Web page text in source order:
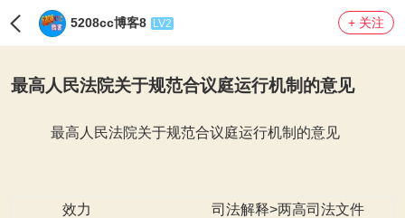
5208cc博客8 LV2 + 关注
最高人民法院关于规范合议庭运行机制的意见
最高人民法院关于规范合议庭运行机制的意见
效力
司法解释>两高司法文件